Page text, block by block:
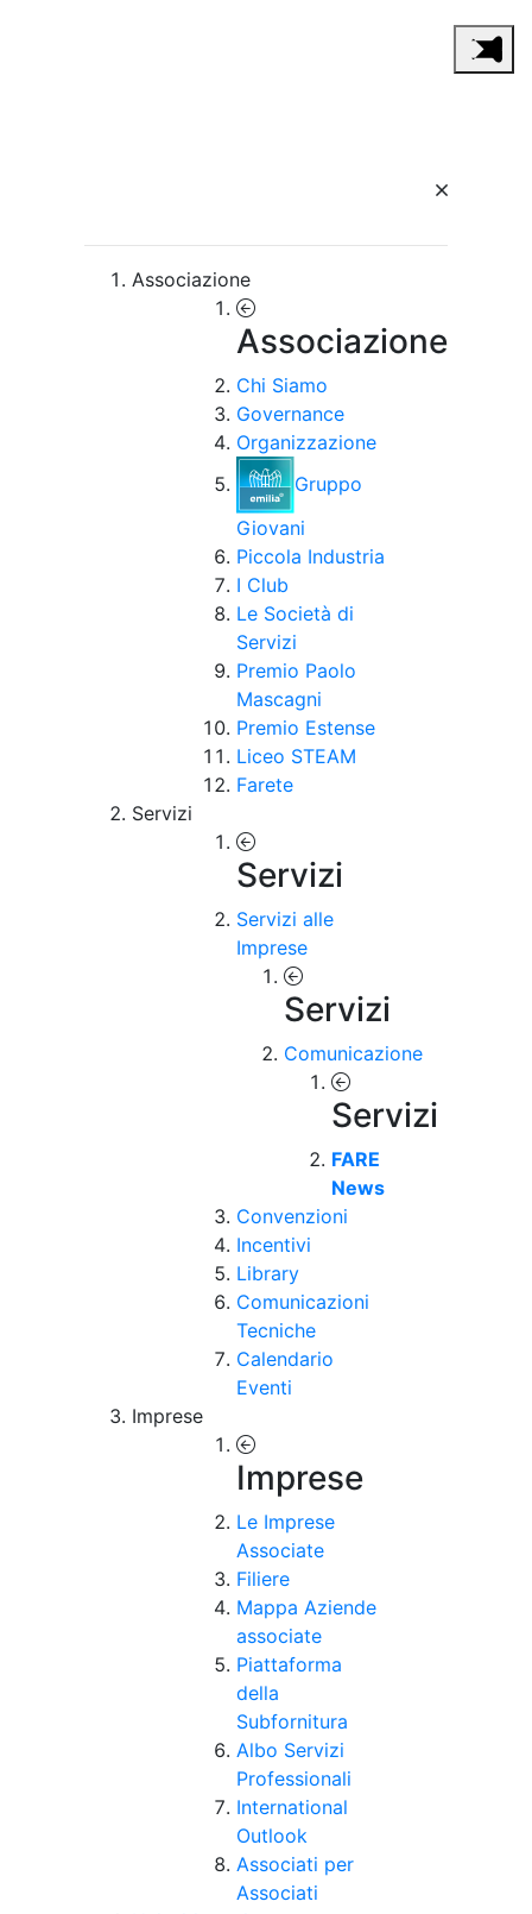
Associazione
Associazione
Chi Siamo
Governance
Organizzazione
Gruppo
Giovani
Piccola Industria
I Club
Le Società di
Servizi
Premio Paolo
Mascagni
Premio Estense
Liceo STEAM
Farete
Servizi
Servizi
Servizi alle
Imprese
Servizi
Comunicazione
Servizi
FARE
News
Convenzioni
Incentivi
Library
Comunicazioni
Tecniche
Calendario
Eventi
Imprese
Imprese
Le Imprese
Associate
Filiere
Mappa Aziende
associate
Piattaforma
della
Subfornitura
Albo Servizi
Professionali
International
Outlook
Associati per
Associati